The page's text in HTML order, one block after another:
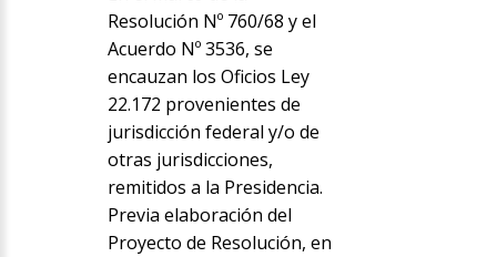
Resolución Nº 760/68 y el
Acuerdo Nº 3536, se
encauzan los Oficios Ley
22.172 provenientes de
jurisdicción federal y/o de
otras jurisdicciones,
remitidos a la Presidencia.
Previa elaboración del
Proyecto de Resolución, en